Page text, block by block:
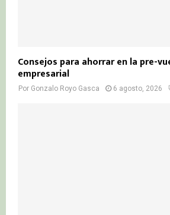
Consejos para ahorrar en la pre-
empresarial
Por Gonzalo Royo Gasca 6 agosto, 2026